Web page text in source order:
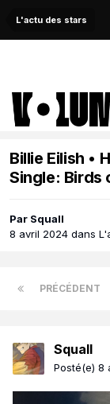
L'actu des stars
Billie Eilish •
Single: Birds
Par Squall
8 avril 2024 dans
PRÉCÉDENT
Squall
Posté(e) 8